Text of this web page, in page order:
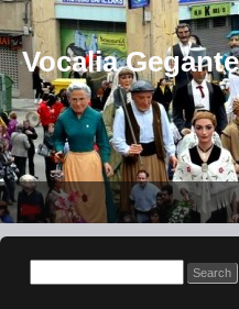
Vocalia